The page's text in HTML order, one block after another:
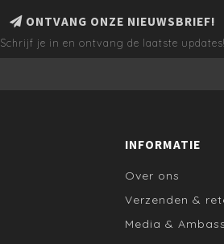
ONTVANG ONZE NIEUWSBRIEF!
Schrijf je in en ontvang de laatste updates!
INFORMATIE
Over ons
Verzenden &
Media &